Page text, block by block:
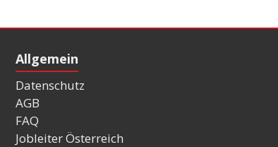
Allgemein
Datenschutz
AGB
FAQ
Jobleiter Österreich